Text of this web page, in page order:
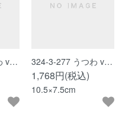
v… 324-3-277 うつわ v…
1,768円(税込)
10.5×7.5cm